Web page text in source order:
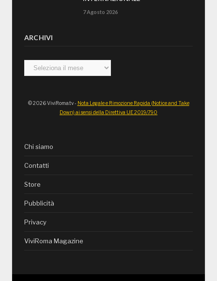
7 Agosto 2026
ARCHIVI
Archivi
© 2026 ViviRoma.tv - Nota Legale e Rimozione Rapida (Notice and Take
Down) ai sensi della Direttiva UE 2019/790
Chi siamo
Contatti
Store
Pubblicità
Privacy
ViviRoma Magazine